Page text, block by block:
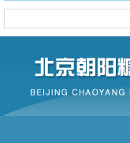
北京朝
糖